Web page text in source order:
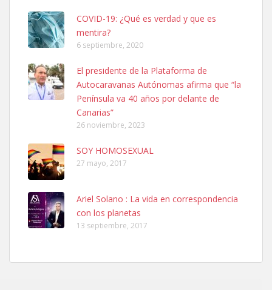
Ninfa perdida
El día 5 se los perdió una ninfa papillera, asustada tiene miedo a la
calle, se perdió por la zon...
Leales.org » Gran Canaria
Adopcion
Busco casa de acogida para mi perrita ya que por temas de trabajo
COVID-19: ¿Qué es verdad y que es
mentira?
6 septiembre, 2020
El presidente de la Plataforma de
Autocaravanas Autónomas afirma que “la
Península va 40 años por delante de
Canarias”
26 noviembre, 2023
SOY HOMOSEXUAL
27 mayo, 2017
Ariel Solano : La vida en correspondencia
con los planetas
13 septiembre, 2017